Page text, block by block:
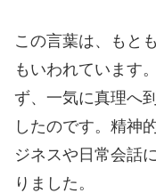
この言葉は、もと
もいわれています
ず、一気に真理へ
したのです。精神
ジネスや日常会話
りました。